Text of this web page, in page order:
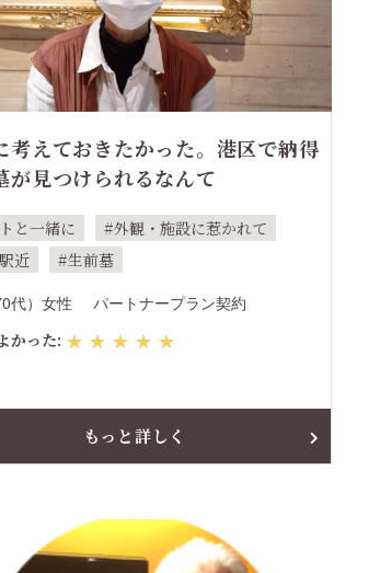
考えておきたかった。港区で納得
が見つけられるなんて
と一緒に
外観・施設に惹かれて
近
生前墓
代）女性
パートナープラン契約
かった: ★★★★★
もっと詳しく